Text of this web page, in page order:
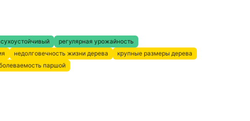
регулярная урожайность
недолговечность жизни дерева
крупные размеры дерева
паршой